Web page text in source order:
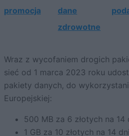
promocja
dane
zdrowotne
Wraz z wycofaniem drogich
sieć od 1 marca 2023 roku
pakiety danych, do
Europejskiej:
500 MB za 6 złotych na 14
1 GB za 10 złotych na 14